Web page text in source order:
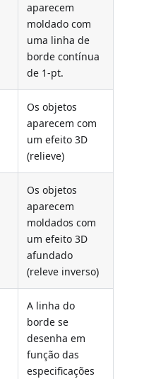
aparecem
moldado com
uma linha de
borde contínua
de 1-pt.
Os objetos
aparecem com
um efeito 3D
(relieve)
Os objetos
aparecem
moldados com
um efeito 3D
afundado
(releve inverso)
A linha do
borde se
desenha em
função das
especificações